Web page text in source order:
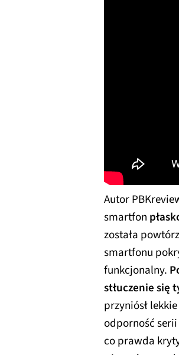
Autor
smartfon
została
smartfonu
funkcjonalny.
stłuczenie się
przyniósł lekkie
odporność serii
co prawda